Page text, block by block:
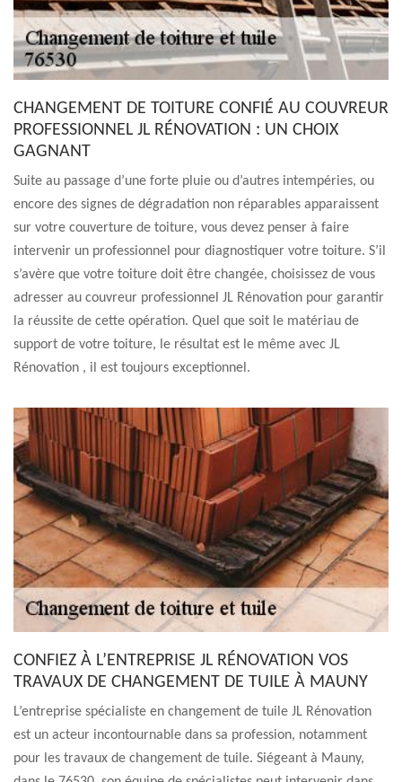
CHANGEMENT DE TOITURE CONFIÉ AU COUVREUR
PROFESSIONNEL JL RÉNOVATION : UN CHOIX
GAGNANT
Suite au passage d’une forte pluie ou d’autres intempéries, ou
encore des signes de dégradation non réparables apparaissent
sur votre couverture de toiture, vous devez penser à faire
intervenir un professionnel pour diagnostiquer votre toiture. S’il
s’avère que votre toiture doit être changée, choisissez de vous
adresser au couvreur professionnel JL Rénovation pour garantir
la réussite de cette opération. Quel que soit le matériau de
support de votre toiture, le résultat est le même avec JL
Rénovation , il est toujours exceptionnel.
CONFIEZ À L’ENTREPRISE JL RÉNOVATION VOS
TRAVAUX DE CHANGEMENT DE TUILE À MAUNY
L’entreprise spécialiste en changement de tuile JL Rénovation
est un acteur incontournable dans sa profession, notamment
pour les travaux de changement de tuile. Siégeant à Mauny,